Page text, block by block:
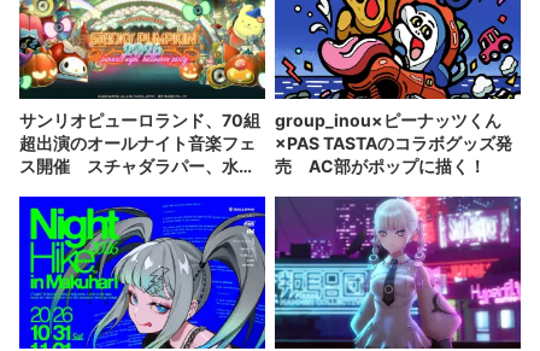
サンリオピューロランド、70組
超出演のオールナイト音楽フェ
ス開催 スチャダラパー、水カ
group_inou×ピーナッツくん
×PAS TASTAのコラボグッズ発
売 AC部がポップに描く！